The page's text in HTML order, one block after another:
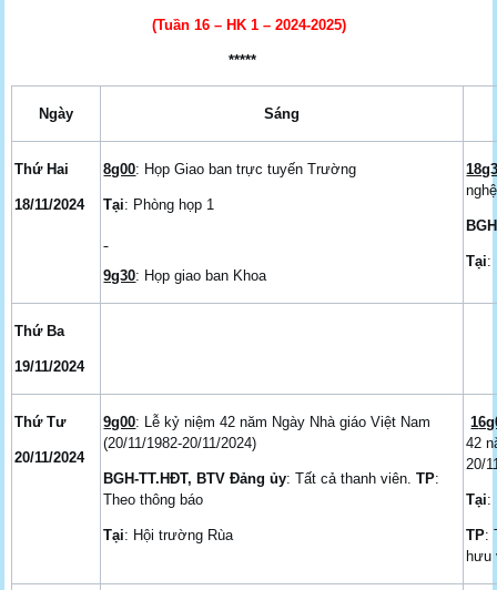
(Tuần 16 – HK 1 – 2024-2025)
*****
Ngày Sáng
Thứ Hai
18/11/2024
8g00: Họp Giao ban trực tuyến Trường
Tại: Phòng họp 1
9g30: Họp giao ban Khoa
Tại:
Thứ Ba
19/11/2024
Thứ Tư
20/11/2024
9g00: Lễ kỷ niệm 42 năm Ngày Nhà giáo Việt Nam
(20/11/1982-20/11/2024)
BGH-TT.HĐT, BTV Đảng ủy: Tất cả thanh viên.TP:
Theo thông báo
Tại: Hội trường Rùa
1
42
20/
Tại:
TP:
hưu